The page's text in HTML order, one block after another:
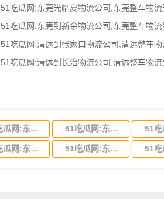
51吃瓜网:东莞到河南省物流专线,东莞到河南省物流公司 51吃瓜网:东莞到湖南省物流专线,东莞到湖南省物流公司
51吃瓜网:东莞到江西省物流专线,东莞到江西省物流公司 51吃瓜网:东莞到安徽省物流专线,东莞到安徽省物流公司